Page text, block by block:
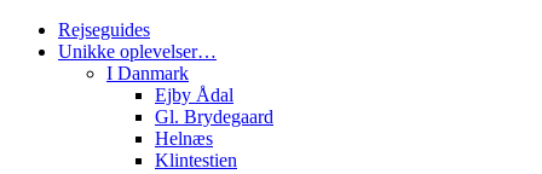
Rejseguides
Unikke oplevelser…
I Danmark
Ejby Ådal
Gl. Brydegaard
Helnæs
Klintestien